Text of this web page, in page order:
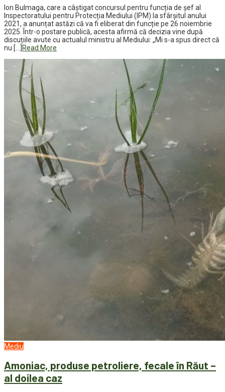
Ion Bulmaga, care a câștigat concursul pentru funcția de șef al
Inspectoratului pentru Protecția Mediului (IPM) la sfârșitul anului
2021, a anunțat astăzi că va fi eliberat din funcție pe 26 noiembrie
2025. Într-o postare publică, acesta afirmă că decizia vine după
discuțiile avute cu actualul ministru al Mediului: „Mi s-a spus direct că
nu […]
Read More
Mediu
Amoniac, produse petroliere, fecale în Răut –
al doilea caz